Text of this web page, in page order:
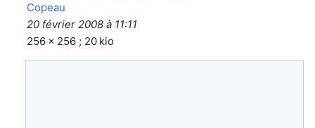
Copeau
20 février 2008 à 11:11
256 × 256 ; 20 kio